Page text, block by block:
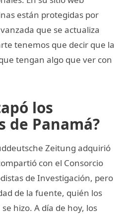
están protegidas por
que se actualiza
tenemos que decir que la
tengan algo que ver con
los
de Panamá?
Zeitung adquirió
con el Consorcio
de Investigación, pero
de la fuente, quién los
hizo. A día de hoy, los